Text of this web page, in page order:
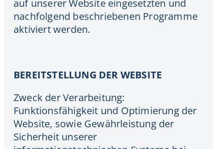
auf unserer Website eingesetzten und
nachfolgend beschriebenen Programme
aktiviert werden.
BEREITSTELLUNG DER WEBSITE
Zweck der Verarbeitung:
Funktionsfähigkeit und Optimierung der
Website, sowie Gewährleistung der
Sicherheit unserer